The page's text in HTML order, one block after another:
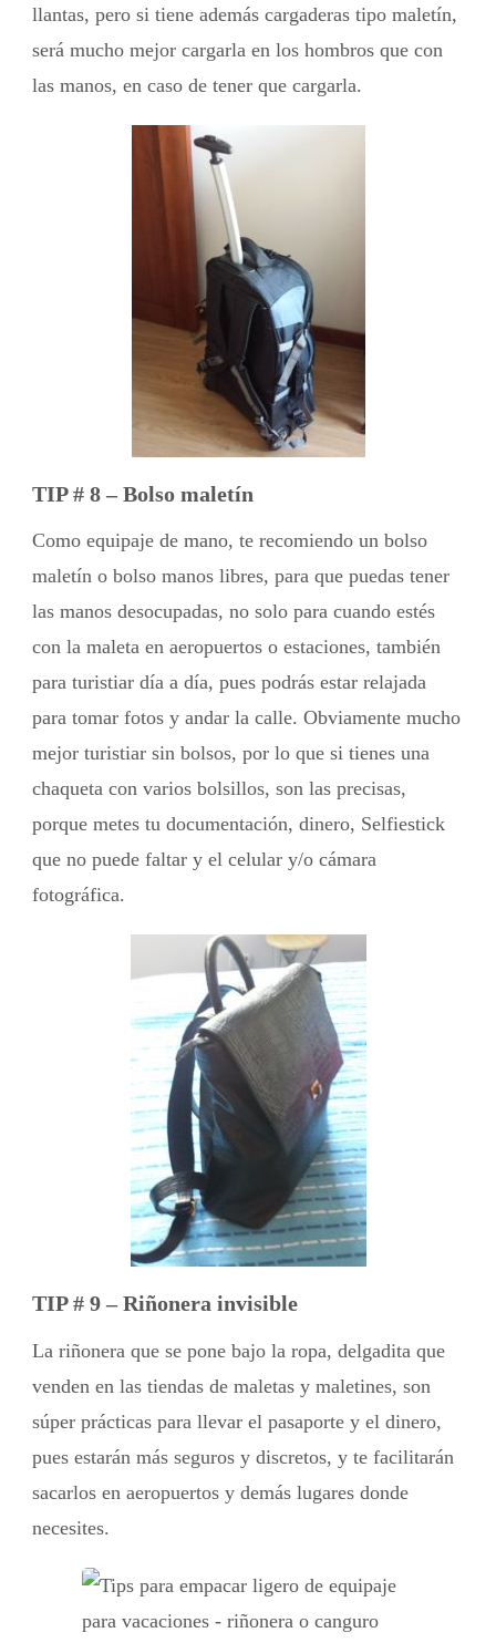
llantas, pero si tiene además cargaderas tipo maletín,
será mucho mejor cargarla en los hombros que con
las manos, en caso de tener que cargarla.
TIP # 8 – Bolso maletín
Como equipaje de mano, te recomiendo un bolso
maletín o bolso manos libres, para que puedas tener
las manos desocupadas, no solo para cuando estés
con la maleta en aeropuertos o estaciones, también
para turistiar día a día, pues podrás estar relajada
para tomar fotos y andar la calle. Obviamente mucho
mejor turistiar sin bolsos, por lo que si tienes una
chaqueta con varios bolsillos, son las precisas,
porque metes tu documentación, dinero, Selfiestick
que no puede faltar y el celular y/o cámara
fotográfica.
TIP # 9 – Riñonera invisible
La riñonera que se pone bajo la ropa, delgadita que
venden en las tiendas de maletas y maletines, son
súper prácticas para llevar el pasaporte y el dinero,
pues estarán más seguros y discretos, y te facilitarán
sacarlos en aeropuertos y demás lugares donde
necesites.